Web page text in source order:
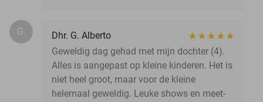
G.
Dhr. G. Alberto
Geweldig dag gehad met mijn dochter (4).
Alles is aangepast op kleine kinderen. Het is
niet heel groot, maar voor de kleine
helemaal geweldig. Leuke shows en meet-